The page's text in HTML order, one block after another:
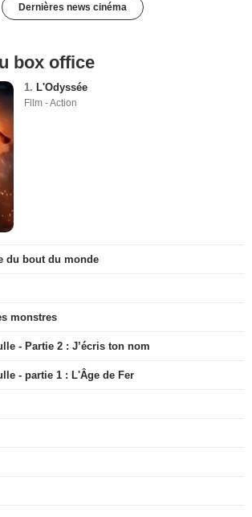
Dernières news cinéma
box office
1. L'Odyssée
Film - Action
du bout du monde
monstres
- Partie 2 : J’écris ton nom
- partie 1 : L'Âge de Fer